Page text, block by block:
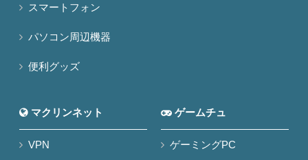
スマートフォン
パソコン周辺機器
便利グッズ
マクリンネット
VPN
ゲームチュ
ゲーミングPC